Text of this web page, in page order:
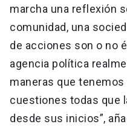
marcha una reflexión
comunidad, una
de acciones son o no
agencia política
maneras que tenemos
cuestiones todas que
desde sus inicios”,